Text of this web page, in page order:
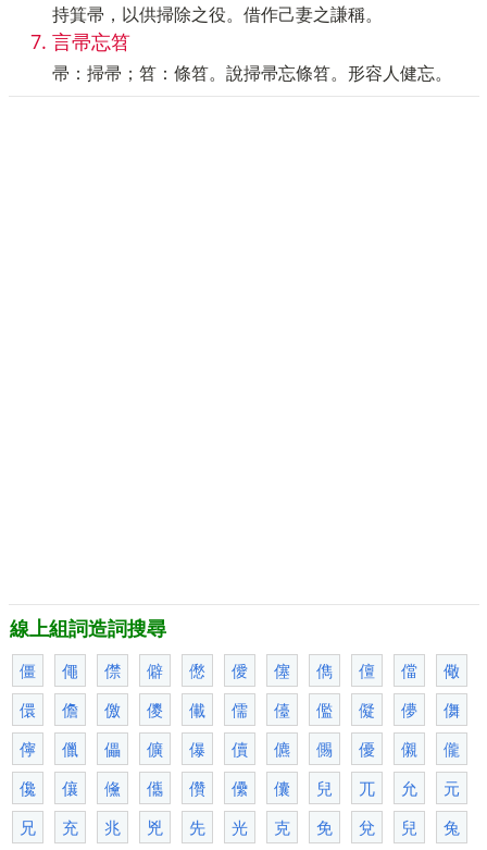
持箕帚，以供掃除之役。借作己妻之謙稱。
言帚忘笤
帚：掃帚；笤：條笤。說掃帚忘條笤。形容人健忘。
線上組詞造詞搜尋
僵
僶 僸 僻 僽 僾 僿 儁 儃 儅
儆
儇
儋 儌 儍 儎 儒 儓 儖 儗 儚
儛
儜
儠 儡 儣 儤 儥 儦 儩 優 儭
儱
儳
儴 儵 儶 儹 儽 儾 兒 兀 允
元
兄
充 兆 兇 先 光 克 免 兌 兒 兔